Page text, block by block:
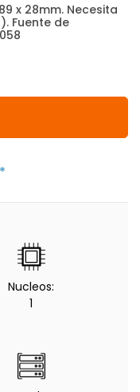
89 x 28mm. Necesita
Fuente de
Nucleos:
1